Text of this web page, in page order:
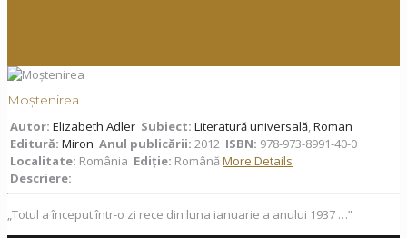
Moștenirea
Autor: Elizabeth Adler Subiect: Literatură universală,Roman
Editură: Miron Anul publicării: 2012 ISBN: 978-973-8991-40-0
Localitate: România Ediţie: Română More Details
Descriere:
„Totul a început într-o zi rece din luna ianuarie a anului 1937 …”